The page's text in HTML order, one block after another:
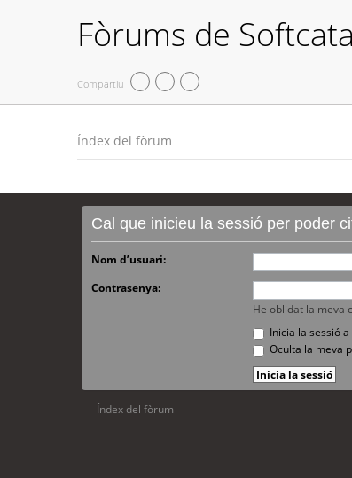
Fòrums de
Compartiu
Índex del fòrum
Cal que inicieu la sessió per poder
Nom d’usuari:
Contrasenya:
He oblidat la meva
Inicia la sessió
Oculta la meva
Índex del fòrum